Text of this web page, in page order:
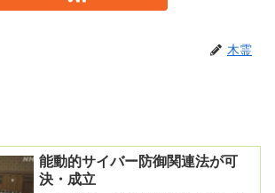
木霊
能動的サイバー防御関連法が可
決・成立